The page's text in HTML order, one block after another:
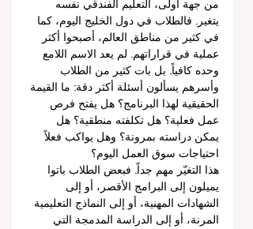
من جهة أولى، التعليم الفندقي نفسه
يتغير. فالطلاب في دول الخليج اليوم، كما
في كثير من مناطق العالم، أصبحوا أكثر
عملية في قراراتهم. لم يعد الاسم اللامع
وحده كافياً. بل بات كثير من الطلاب
وأسرهم يسألون أسئلة أكثر دقة: ما القيمة
الحقيقية لهذا البرنامج؟ هل يفتح فرص
عمل فعلية؟ هل تكلفته منطقية؟ هل
يمكن دراسته بمرونة؟ وهل يواكب فعلاً
احتياجات سوق العمل اليوم؟
هذا التغيّر مهم جداً. فبعض الطلاب باتوا
يميلون إلى البرامج الأقصر، أو إلى
الشهادات المهنية، أو إلى النماذج التعليمية
المرنة، أو إلى الدراسة المدمجة التي